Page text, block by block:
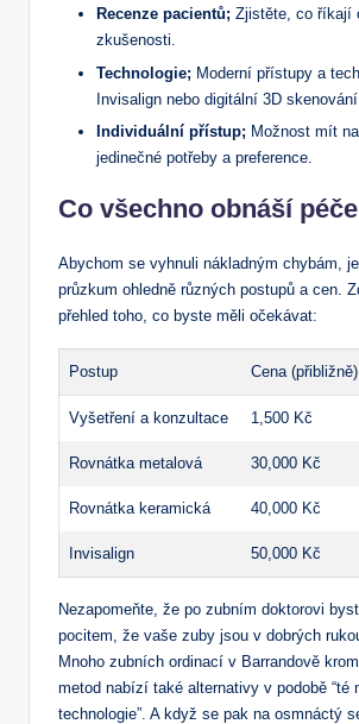
Recenze pacientů; Zjistěte, co říkají
zkušenosti.
Technologie; Moderní přístupy a
Invisalign nebo digitální 3D skenování.
Individuální přístup; Možnost mít
jedinečné potřeby a preference.
Co všechno obnáší
Abychom se vyhnuli nákladným chybám,
průzkum ohledně různých postupů a cen.
přehled toho, co byste měli očekávat:
Postup Cena (přibližně)
Vyšetření a konzultace 1,500 Kč
Rovnátka metalová 30,000 Kč
Rovnátka keramická 40,000 Kč
Invisalign 50,000 Kč
Nezapomeňte, že po zubním doktorovi
pocitem, že vaše zuby jsou v dobrých
Mnoho zubních ordinací v Barrandově
metod nabízí také alternativy v podobě “té
technologie”. A když se pak na osmnáctý